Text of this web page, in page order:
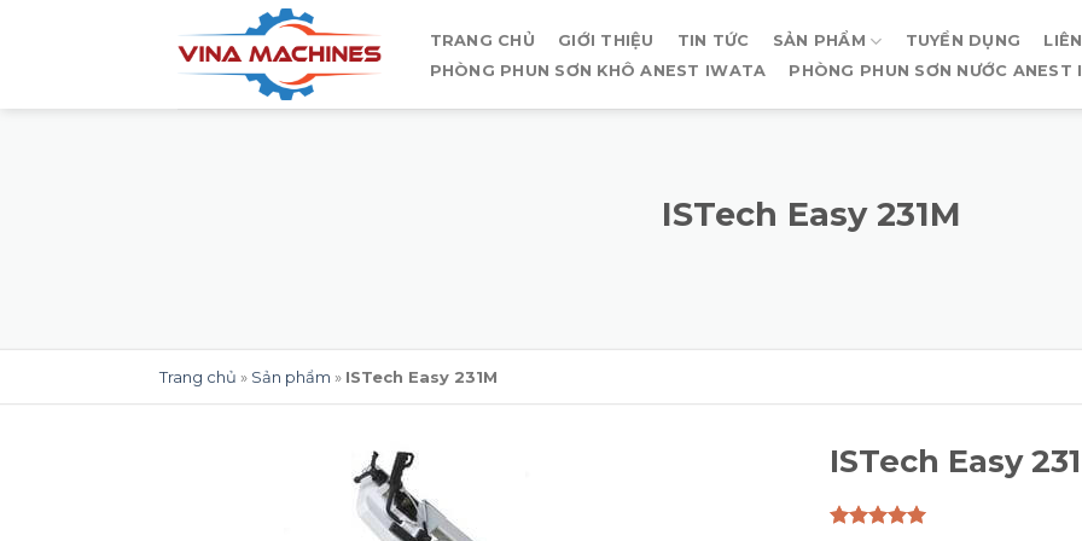
TRANG CHỦ GIỚI THIỆU TIN TỨC SẢN PHẨM TUYỂN DỤNG
PHÒNG PHUN SƠN KHÔ ANEST IWATA
PHÒNG PHUN SƠN NƯỚC ANEST
ISTech Easy 231M
Trang chủ » Sản phẩm » ISTech Easy 231M
ISTech Easy